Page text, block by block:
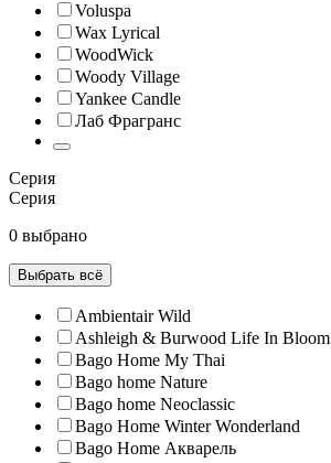
Voluspa
Wax Lyrical
WoodWick
Woody Village
Yankee Candle
Лаб Фрагранс
Серия
Серия
0 выбрано
Выбрать всё
Ambientair Wild
Ashleigh & Burwood Life In Bloom
Bago Home My Thai
Bago home Nature
Bago home Neoclassic
Bago Home Winter Wonderland
Bago Home Акварель